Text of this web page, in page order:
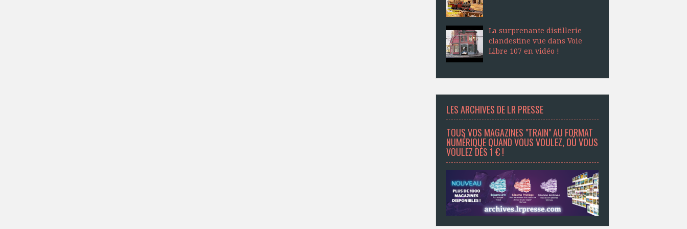
La surprenante distillerie
clandestine vue dans Voie
Libre 107 en vidéo !
LES ARCHIVES DE LR PRESSE
TOUS VOS MAGAZINES "TRAIN" AU FORMAT
NUMÉRIQUE QUAND VOUS VOULEZ, OÙ VOUS
VOULEZ DÈS 1 € !